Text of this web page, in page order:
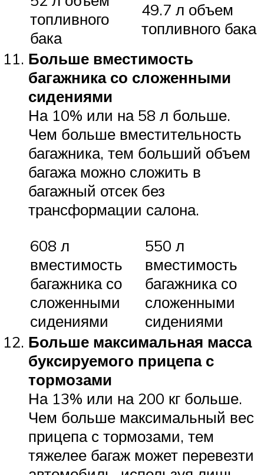
топливного
бака
49.7 л объем
топливного бака
Больше вместимость
багажника со сложенными
сидениями
На 10% или на 58 л больше.
Чем больше вместительность
багажника, тем больший объем
багажа можно сложить в
багажный отсек без
трансформации салона.
608 л
вместимость
багажника со
сложенными
сидениями
550 л
вместимость
багажника со
сложенными
сидениями
Больше максимальная масса
буксируемого прицепа с
тормозами
На 13% или на 200 кг больше.
Чем больше максимальный вес
прицепа с тормозами, тем
тяжелее багаж может перевезти